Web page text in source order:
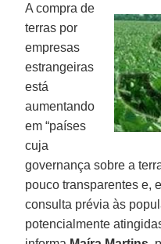
A compra de
terras por
empresas
estrangeiras
está
aumentando
em “países
cuja
governança sobre a
pouco transparentes e,
consulta prévia às
potencialmente